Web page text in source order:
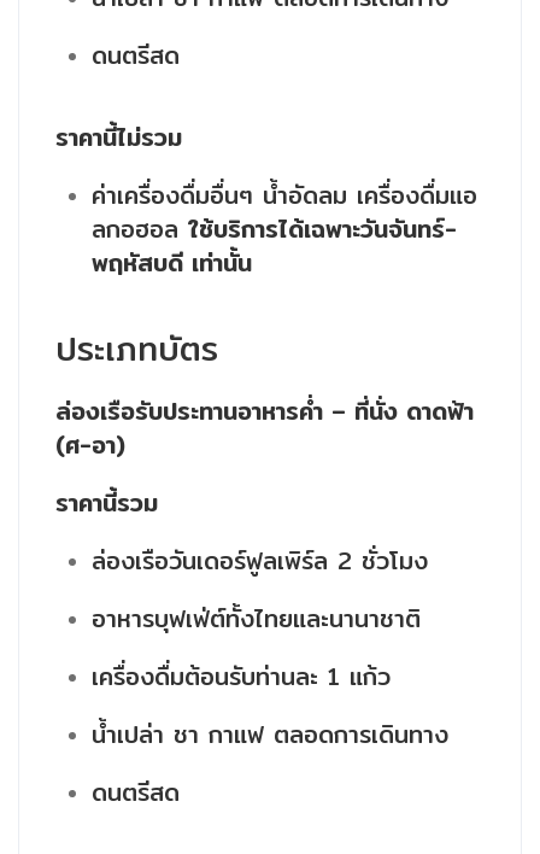
ดนตรีสด
ราคานี้ไม่รวม
ค่าเครื่องดื่มอื่นๆ น้ำอัดลม เครื่องดื่มแอ
ลกอฮอล ใช้บริการได้เฉพาะวันจันทร์-
พฤหัสบดี เท่านั้น
ประเภทบัตร
ล่องเรือรับประทานอาหารค่ำ – ที่นั่ง ดาดฟ้า
(ศ-อา)
ราคานี้รวม
ล่องเรือวันเดอร์ฟูลเพิร์ล 2 ชั่วโมง
อาหารบุฟเฟ่ต์ทั้งไทยและนานาชาติ
เครื่องดื่มต้อนรับท่านละ 1 แก้ว
น้ำเปล่า ชา กาแฟ ตลอดการเดินทาง
ดนตรีสด